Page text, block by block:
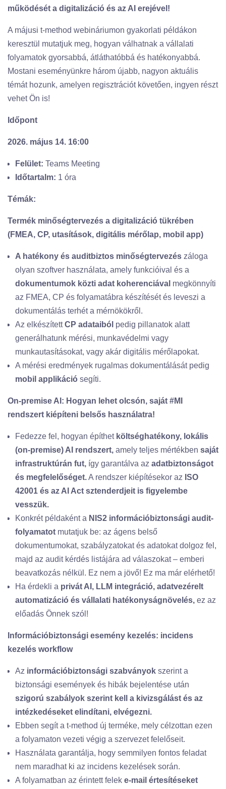
működését a digitalizáció és az AI erejével!
A májusi t-method webináriumon gyakorlati példákon
keresztül mutatjuk meg, hogyan válhatnak a vállalati
folyamatok gyorsabbá, átláthatóbbá és hatékonyabbá.
Mostani eseményünkre három újabb, nagyon aktuális
témát hozunk, amelyen regisztrációt követően, ingyen részt
vehet Ön is!
Időpont
2026. május 14. 16:00
Felület: Teams Meeting
Időtartalm: 1 óra
Témák:
Termék minőségtervezés a digitalizáció tükrében
(FMEA, CP, utasítások, digitális mérőlap, mobil app)
A hatékony és auditbiztos minőségtervezés záloga
olyan szoftver használata, amely funkcióival és a
dokumentumok közti adat koherenciával megkönnyíti
az FMEA, CP és folyamatábra készítését és leveszi a
dokumentálás terhét a mérnökökről.
Az elkészítettCP adataiból pedig pillanatok alatt
generálhatunk mérési, munkavédelmi vagy
munkautasításokat, vagy akár digitális mérőlapokat.
A mérési eredmények rugalmas dokumentálását pedig
mobil applikáció segíti.
On-premise AI: Hogyan lehet olcsón, saját #MI
rendszert kiépíteni belsős használatra!
Fedezze fel, hogyan építhet költséghatékony, lokális
(on-premise) AI rendszert, amely teljes mértékben saját
infrastruktúrán fut, így garantálva az adatbiztonságot
és megfelelőséget.A rendszer kiépítésekor az ISO
42001 és az AI Act sztenderdjeit is figyelembe
vesszük.
Konkrét példaként a NIS2 információbiztonsági audit-
folyamatot mutatjuk be: az ágens belső
dokumentumokat, szabályzatokat és adatokat dolgoz fel,
majd az audit kérdés listájára ad válaszokat – emberi
beavatkozás nélkül. Ez nem a jövő! Ez ma már elérhető!
Ha érdekli a privát AI, LLM integráció, adatvezérelt
automatizáció és vállalati hatékonyságnövelés, ez az
előadás Önnek szól!
Információbiztonsági esemény kezelés: incidens
kezelés workflow
Az információbiztonsági szabványok szerint a
biztonsági események és hibák bejelentése után
szigorú szabályok szerint kell a kivizsgálást és az
intézkedéseket elindítani, elvégezni.
Ebben segít a t-method új terméke, mely célzottan ezen
a folyamaton vezeti végig a szervezet felelőseit.
Használata garantálja, hogy semmilyen fontos feladat
nem maradhat ki az incidens kezelések során.
A folyamatban az érintett felek e-mail értesítéseket